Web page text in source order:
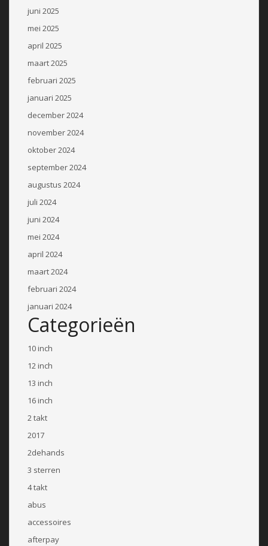
juni 2025
mei 2025
april 2025
maart 2025
februari 2025
januari 2025
december 2024
november 2024
oktober 2024
september 2024
augustus 2024
juli 2024
juni 2024
mei 2024
april 2024
maart 2024
februari 2024
januari 2024
Categorieën
10 inch
12 inch
13 inch
16 inch
2 takt
2017
2dehands
3 sterren
4 takt
abus
accessoires
afterpay